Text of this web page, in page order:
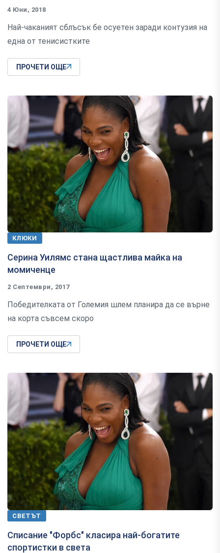
4 Юни, 2018
Най-чаканият сблъсък бе осуетен заради контузия на
една от тенисистките
ПРОЧЕТИ ОЩЕ
КЛЮКИ
Серина Уилямс стана щастлива майка на
момиченце
2 Септември, 2017
Победителката от Големия шлем планира да се върне
на корта съвсем скоро
ПРОЧЕТИ ОЩЕ
СВЕТЪТ
Списание "Форбс" класира най-богатите
спортистки в света